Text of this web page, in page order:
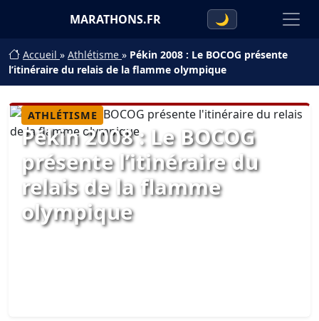
MARATHONS.FR 🌙
Accueil » Athlétisme » Pékin 2008 : Le BOCOG présente
l’itinéraire du relais de la flamme olympique
ATHLÉTISME
Pékin 2008 : Le BOCOG
présente l’itinéraire du
relais de la flamme
olympique